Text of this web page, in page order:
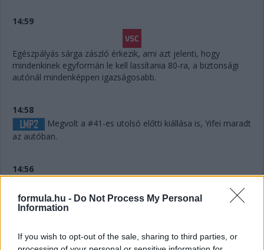
formula.hu - Do Not Process My Personal
Information
If you wish to opt-out of the sale, sharing to third parties, or
14:59
Egészpályás sárga zászló érkezik, ami azt jelenti, hogy
mindenkinek egyformán le kell lassítania 80-ra, a biztonsági
autónál mindenképpen igazságosabb.
14:58
Megvolt a #41-es utolsó előtti kiállása is, Yifei maradt
az autóban.
14:56
Húha! Makowiecki keresztülszáguldott az utolsó
sikánon, és elhagyta a diffúzorát! Aztán újabb darabok esnek
versenyző elmondása szerint.